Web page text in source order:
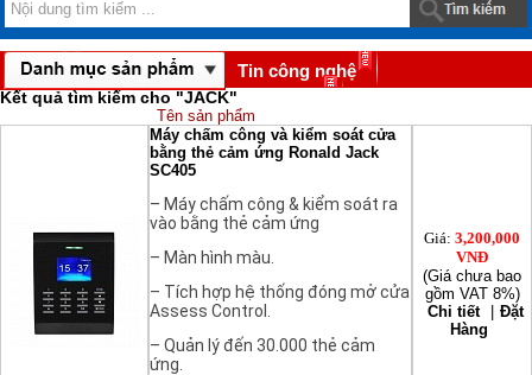
Tin công nghệ
Kết quả tìm kiếm cho "JACK"
Tên sản phẩm
Máy chấm công và kiểm soát cửa
bằng thẻ cảm ứng Ronald Jack
SC405
– Máy chấm công & kiểm soát ra
vào bằng thẻ cảm ứng
– Màn hình màu.
– Tích hợp hệ thống đóng mở cửa
Assess Control.
– Quản lý đến 30.000 thẻ cảm
ứng.
Giá: 3,200,000
VNĐ
(Giá chưa bao
gồm VAT 8%)
Chi tiết
Đặt
Hàng